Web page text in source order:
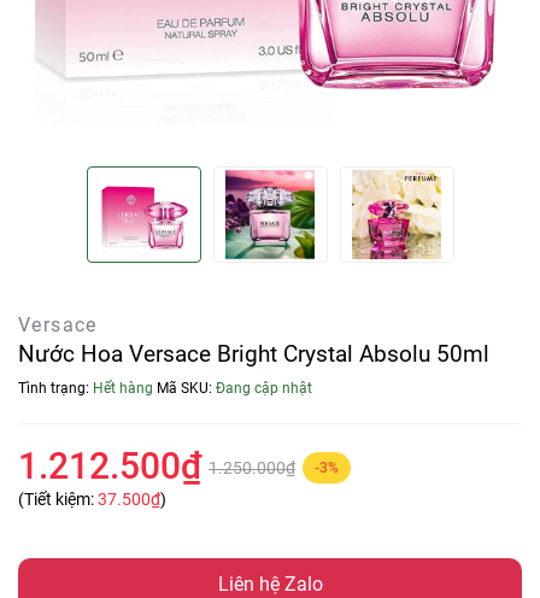
Versace
Nước Hoa Versace Bright Crystal Absolu 50ml
Tình trạng: Hết hàng Mã SKU: Đang cập nhật
1.212.500₫ 1.250.000₫ -3%
(Tiết kiệm:37.500₫)
Liên hệ Zalo